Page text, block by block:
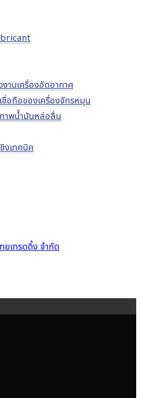
านเครื่องอัดอากาศ
ชื่อถือของเครื่องจักรหมุน
าพน้ำมันหล่อลื่น
งเทคนิค